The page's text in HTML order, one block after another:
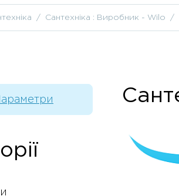
Сантехніка : Виробник - Wilo